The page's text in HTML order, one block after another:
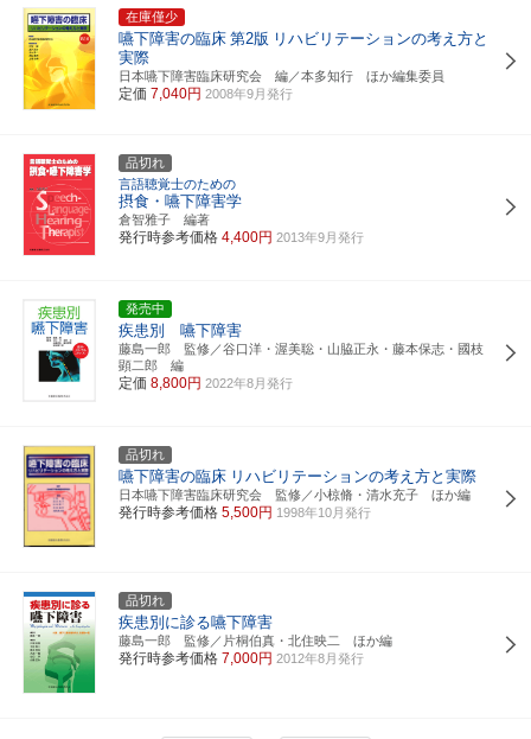
在庫僅少
嚥下障害の臨床 第2版 リハビリテーションの考え方と
実際
日本嚥下障害臨床研究会 編／本多知行 ほか編集委員
定価 7,040円 2008年9月発行
品切れ
言語聴覚士のための
摂食・嚥下障害学
倉智雅子 編著
発行時参考価格 4,400円 2013年9月発行
発売中
疾患別 嚥下障害
藤島一郎 監修／谷口洋・渥美聡・山脇正永・藤本保志・國枝
顕二郎 編
定価 8,800円 2022年8月発行
品切れ
嚥下障害の臨床 リハビリテーションの考え方と実際
日本嚥下障害臨床研究会 監修／小椋脩・清水充子 ほか編
発行時参考価格 5,500円 1998年10月発行
品切れ
疾患別に診る嚥下障害
藤島一郎 監修／片桐伯真・北住映二 ほか編
発行時参考価格 7,000円 2012年8月発行